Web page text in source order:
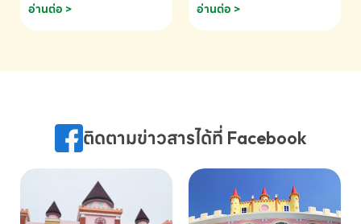
ชมภาพยนตร์ Toy Story 5
(Soundtrack)เพื่อเสริมทักษะ
ภาษา ผ่านประสบการณ์การเรียนรู้
075-691910
อ่านต่อ >
075-691910
อ่านต่อ >
ติดตามข่าวสารได้ที่ Facebook